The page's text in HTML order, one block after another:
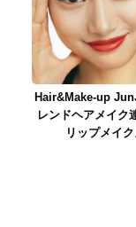
Hair&Make-up
レンドヘアメイク
リップメイク